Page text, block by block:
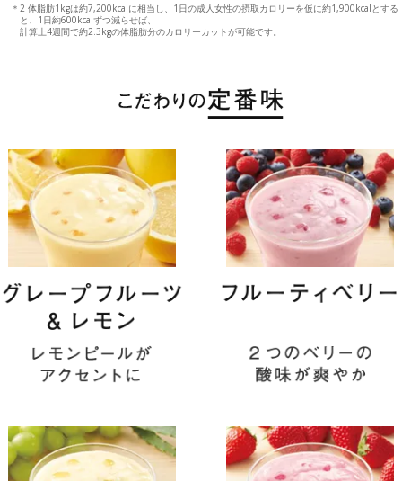
＊2 体脂肪1kgは約7,200kcalに相当し、1日の成人女性の摂取カロリーを仮に約1,900kcalとする
と、1日約600kcalずつ減らせば、
計算上4週間で約2.3kgの体脂肪分のカロリーカットが可能です。